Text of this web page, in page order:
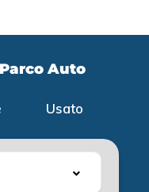
Auto
Usato